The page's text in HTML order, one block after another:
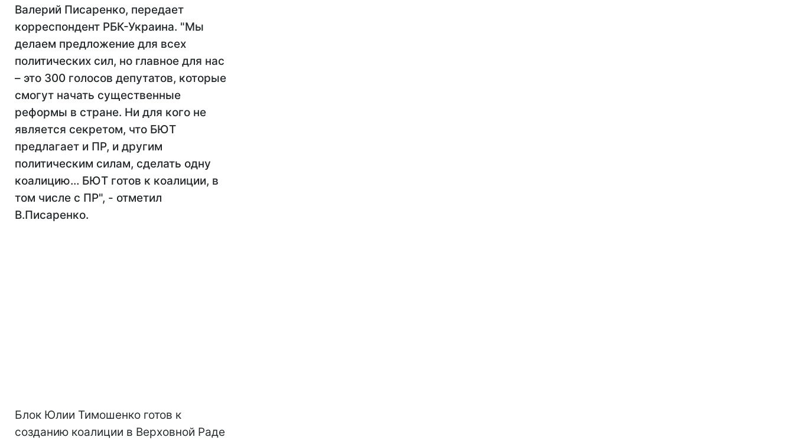
Валерий Писаренко, передает
корреспондент РБК-Украина. "Мы
делаем предложение для всех
политических сил, но главное для нас
– это 300 голосов депутатов, которые
смогут начать существенные
реформы в стране. Ни для кого не
является секретом, что БЮТ
предлагает и ПР, и другим
политическим силам, сделать одну
коалицию… БЮТ готов к коалиции, в
том числе с ПР", - отметил
В.Писаренко.
Блок Юлии Тимошенко готов к
созданию коалиции в Верховной Раде